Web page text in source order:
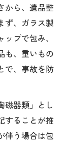
から、遺品整
ず、ガラス製
プで包み、
も、重いもの
で、事故を防
磁器類」とし
することが推
伴う場合は包